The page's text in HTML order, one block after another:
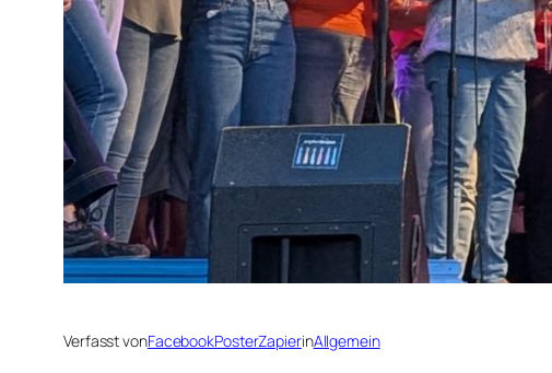
Verfasst vonFacebookPosterZapierinAllgemein